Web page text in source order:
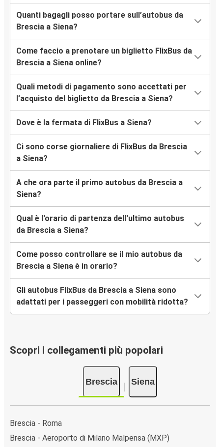
Quanti bagagli posso portare sull’autobus da
Brescia a Siena?
Come faccio a prenotare un biglietto FlixBus da
Brescia a Siena online?
Quali metodi di pagamento sono accettati per
l’acquisto del biglietto da Brescia a Siena?
Dove è la fermata di FlixBus a Siena?
Ci sono corse giornaliere di FlixBus da Brescia
a Siena?
A che ora parte il primo autobus da Brescia a
Siena?
Qual è l'orario di partenza dell'ultimo autobus
da Brescia a Siena?
Come posso controllare se il mio autobus da
Brescia a Siena è in orario?
Gli autobus FlixBus da Brescia a Siena sono
adattati per i passeggeri con mobilità ridotta?
Scopri i collegamenti più popolari
Brescia Siena
Brescia - Roma
Brescia - Aeroporto di Milano Malpensa (MXP)